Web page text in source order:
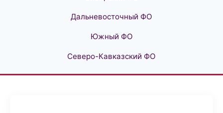
Дальневосточный ФО
Южный ФО
Северо-Кавказский ФО